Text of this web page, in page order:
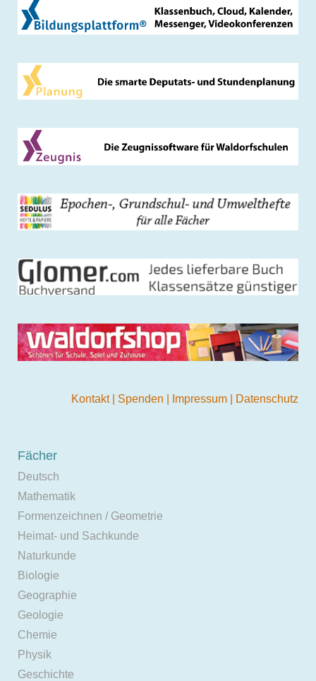
Kontakt Spenden Impressum Datenschutz
Fächer
Deutsch
Mathematik
Formenzeichnen / Geometrie
Heimat- und Sachkunde
Naturkunde
Biologie
Geographie
Geologie
Chemie
Physik
Geschichte